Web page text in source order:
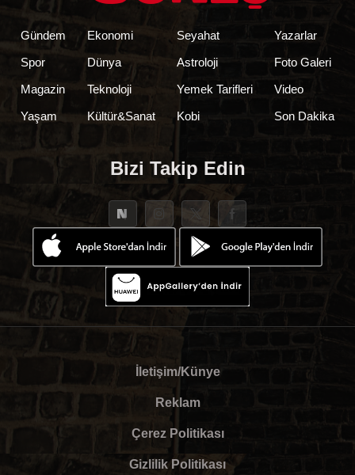
Gündem
Spor
Magazin
Yaşam
Ekonomi
Dünya
Teknoloji
Kültür&Sanat
Seyahat
Astroloji
Yemek Tarifleri
Kobi
Yazarlar
Foto Galeri
Video
Son Dakika
Bizi Takip Edin
İletişim/Künye
Reklam
Çerez Politikası
Gizlilik Politikası